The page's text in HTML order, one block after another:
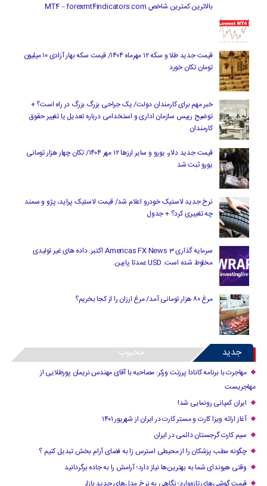
بالاترین کمترین شاخص MT4 – forexmt4indicators.com
قیمت جدید طلا و سکه ۱۲ مهرماه ۱۴۰۴/ قیمت سکه بهار آزادی ۱۰ میلیون
تومان تکان خورد
خبر مهم برای کارمندان دولت/ یک جراحی بزرگ بزرگ در راه است؟ +
توضیح رییس سازمان اداری و استخدامی درباره تعدیل یا تغییر حقوق
کارمندان
قیمت جدید دلار، یورو و سایر ارزها ۱۲ مهر ۱۴۰۴/ تکان چهار هزار تومانی
یورو ثبت شد
نرخ جدید لاستیک خودرو اعلام شد/ قیمت لاستیک پراید، پژو و سمند
چه تغییری کرد؟ + جدول
سرمایه گذاری Americas FX News 3 اکتبر: داده های غیر تولیدی
مخلوط شده است. USD عمدتا پایین.
مرغ ۸۰ هزار تومانی آمد/ مرغ ارزان را از کجا بخریم؟
جدید محبوب
مهاجرت با برنامه کانادا پرزنت ورکر: مصاحبه با آقای مهندس نریمان پورطلایی از
مهاجریست
ایران کمپانی رونمایی شد!
آغاز ارائه ویزا کارت و مستر کارت در ایران از شهریور ۱۴۰۱
سیم کارت گرجستان دائمی در ایران
چگونه مطب پزشکان را از محیطی استرس زا به فضای آرام بخش تبدیل کنیم ؟
وقتی هیوندای شما به بهترین‌ها نیاز دارد؛ آرامش را به جاده برگردانید
قیمت گوشی‌های تازه‌وارد؛ نگاهی به نرخ مدل‌های جدید بازار